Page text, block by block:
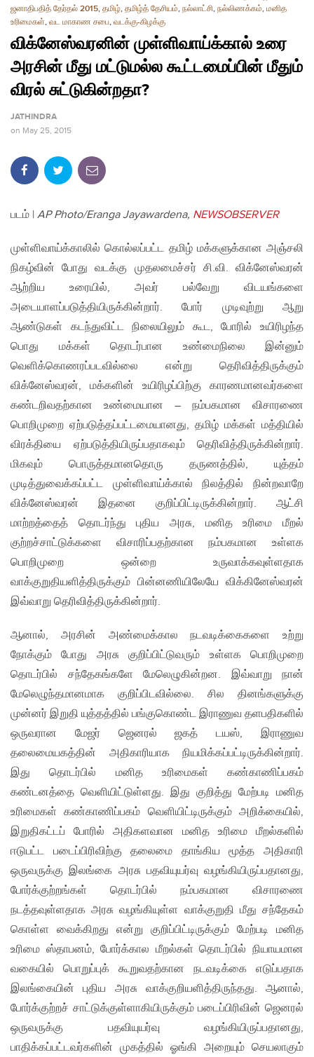
ஜனாதிபதித் தேர்தல் 2015, தமிழ், தமிழ்த் தேசியம், நல்லாட்சி, நல்லிணக்கம், மனித
உரிமைகள், வட மாகாண சபை, வடக்கு-கிழக்கு
விக்னேஸ்வரனின் முள்ளிவாய்க்கால் உரை
அரசின் மீது மட்டுமல்ல கூட்டமைப்பின் மீதும்
விரல் சுட்டுகின்றதா?
JATHINDRA
on May 25, 2015
படம் | AP Photo/Eranga Jayawardena, NEWSOBSERVER
முள்ளிவாய்க்காலில் கொல்லப்பட்ட தமிழ் மக்களுக்கான அஞ்சலி
நிகழ்வின் போது வடக்கு முதலமைச்சர் சி.வி. விக்னேஸ்வரன்
ஆற்றிய உரையில், அவர் பல்வேறு விடயங்களை
அடையாளப்படுத்தியிருக்கின்றார். போர் முடிவுற்று ஆறு
ஆண்டுகள் கடந்துவிட்ட நிலையிலும் கூட, போரில் உயிரிழந்த
பொது மக்கள் தொடர்பான உண்மைநிலை இன்னும்
வெளிக்கொணரப்படவில்லை என்று தெரிவித்திருக்கும்
விக்னேஸ்வரன், மக்களின் உயிரிழப்பிற்கு காரணமானவர்களை
கண்டறிவதற்கான உண்மையான – நம்பகமான விசாரணை
பொறிமுறை ஏற்படுத்தப்பட்டமையானது, தமிழ் மக்கள் மத்தியில்
விரக்தியை ஏற்படுத்தியிருப்பதாகவும் தெரிவித்திருக்கின்றார்.
மிகவும் பொருத்தமானதொரு தருணத்தில், யுத்தம்
முடித்துவைக்கப்பட்ட முள்ளிவாய்க்கால் நிலத்தில் நின்றவாறே
விக்னேஸ்வரன் இதனை குறிப்பிட்டிருக்கின்றார். ஆட்சி
மாற்றத்தைத் தொடர்ந்து புதிய அரசு, மனித உரிமை மீறல்
குற்றச்சாட்டுக்களை விசாரிப்பதற்கான நம்பகமான உள்ளக
பொறிமுறை ஒன்றை உருவாக்கவுள்ளதாக
வாக்குறுதியளித்திருக்கும் பின்னணியிலேயே விக்கினேஸ்வரன்
இவ்வாறு தெரிவித்திருக்கின்றார்.
ஆனால், அரசின் அண்மைக்கால நடவடிக்கைகளை உற்று
நோக்கும் போது அரசு குறிப்பிட்டுவரும் உள்ளக பொறிமுறை
தொடர்பில் சந்தேகங்களே மேலெழுகின்றன. இவ்வாறு நான்
மேலெழுந்தமானமாக குறிப்பிடவில்லை. சில தினங்களுக்கு
முன்னர் இறுதி யுத்தத்தில் பங்குகொண்ட இராணுவ தளபதிகளில்
ஒருவரான மேஜர் ஜெனரல் ஜகத் டயஸ், இராணுவ
தலைமையகத்தின் அதிகாரியாக நியமிக்கப்பட்டிருக்கின்றார்.
இது தொடர்பில் மனித உரிமைகள் கண்காணிப்பகம்
கண்டனத்தை வெளியிட்டுள்ளது. இது குறித்து மேற்படி மனித
உரிமைகள் கண்காணிப்பகம் வெளியிட்டிருக்கும் அறிக்கையில்,
இறுதிகட்டப் போரில் அதிகளவான மனித உரிமை மீறல்களில்
ஈடுபட்ட படைப்பிரிவிற்கு தலைமை தாங்கிய மூத்த அதிகாரி
ஒருவருக்கு இலங்கை அரசு பதவியுயர்வு வழங்கியிருப்பதானது,
போர்க்குற்றங்கள் தொடர்பில் நம்பகமான விசாரணை
நடத்தவுள்ளதாக அரசு வழங்கியுள்ள வாக்குறுதி மீது சந்தேகம்
கொள்ள வைக்கிறது என்று குறிப்பிட்டிருக்கும் மேற்படி மனித
உரிமை ஸ்தாபனம், போர்க்கால மீறல்கள் தொடர்பில் நியாயமான
வகையில் பொறுப்புக் கூறுவதற்கான நடவடிக்கை எடுப்பதாக
இலங்கையின் புதிய அரசு வாக்குறியளித்திருந்தது. ஆனால்,
போர்க்குற்றச் சாட்டுக்குள்ளாகியிருக்கும் படைப்பிரிவின் ஜெனரல்
ஒருவருக்கு பதவியுயர்வு வழங்கியிருப்பதானது,
பாதிக்கப்பட்டவர்களின் முகத்தில் ஓங்கி அறையும் செயலாகும்